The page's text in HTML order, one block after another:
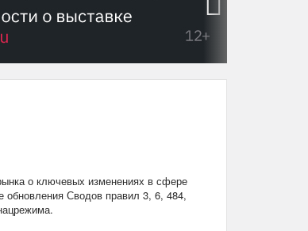
о ключевых изменениях в сфере
обновления Сводов правил 3, 6, 484,